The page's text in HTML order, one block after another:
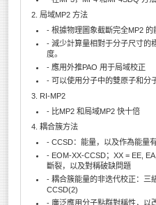
2. 局域MP2 方法
- 根據物理圖象截斷完全MP2
- 減少計算量相對于分子尺寸的
度。
- 應用外推PAO 用于局域校正
- 可以使用分子中的雙原子和分
3. RI-MP2
- 比MP2 和局域MP2 快十倍
4. 耦合簇方法
- CCSD：能量，以及作為能量
- EOM-XX-CCSD；XX = EE,
斷裂，以及對稱破缺問題
- 耦合簇能量的非迭代校正：三
CCSD(2)
- 廣泛應用分子點群對稱性，以